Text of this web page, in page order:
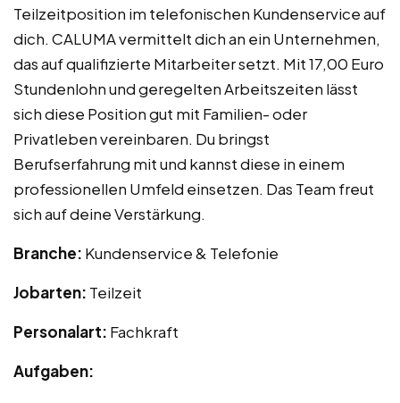
Teilzeitposition im telefonischen Kundenservice auf
dich. CALUMA vermittelt dich an ein Unternehmen,
das auf qualifizierte Mitarbeiter setzt. Mit 17,00 Euro
Stundenlohn und geregelten Arbeitszeiten lässt
sich diese Position gut mit Familien- oder
Privatleben vereinbaren. Du bringst
Berufserfahrung mit und kannst diese in einem
professionellen Umfeld einsetzen. Das Team freut
sich auf deine Verstärkung.
Branche: Kundenservice & Telefonie
Jobarten: Teilzeit
Personalart: Fachkraft
Aufgaben: